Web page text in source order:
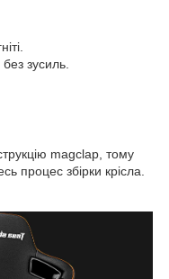
зусиль.
magclap, тому
процес збірки крісла.